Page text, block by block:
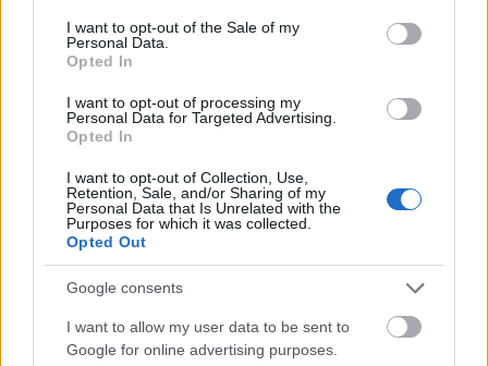
consent section.
I want to opt-out of the Sale of my
Personal Data.
Opted In
I want to opt-out of processing my
Personal Data for Targeted Advertising.
Opted In
I want to opt-out of Collection, Use,
Retention, Sale, and/or Sharing of my
Personal Data that Is Unrelated with the
Purposes for which it was collected.
Opted Out
Google consents
I want to allow my user data to be sent to
Google for online advertising purposes.
ΠΟΛΙΤΙΚΉ
Νέο σχέδιο για την ενεργειακή θωράκιση της χώρας: Η
Ελλάδα ζητά επέκταση της ρήτρας διαφυγής